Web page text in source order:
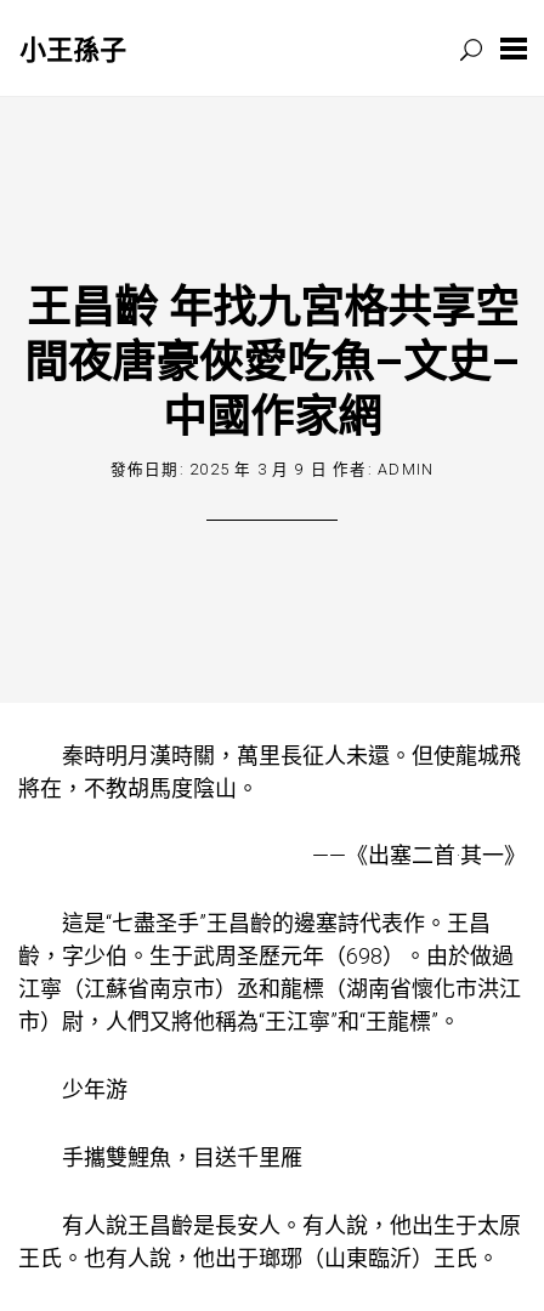
小王孫子
王昌齡 年找九宮格共享空
間夜唐豪俠愛吃魚–文史–
中國作家網
發佈日期: 2025 年 3 月 9 日 作者:ADMIN
秦時明月漢時關，萬里長征人未還。但使龍城飛
將在，不教胡馬度陰山。
——《出塞二首·其一》
這是“七盡圣手”王昌齡的邊塞詩代表作。王昌
齡，字少伯。生于武周圣歷元年（698）。由於做過
江寧（江蘇省南京市）丞和龍標（湖南省懷化市洪江
市）尉，人們又將他稱為“王江寧”和“王龍標”。
少年游
手攜雙鯉魚，目送千里雁
有人說王昌齡是長安人。有人說，他出生于太原
王氏。也有人說，他出于瑯琊（山東臨沂）王氏。